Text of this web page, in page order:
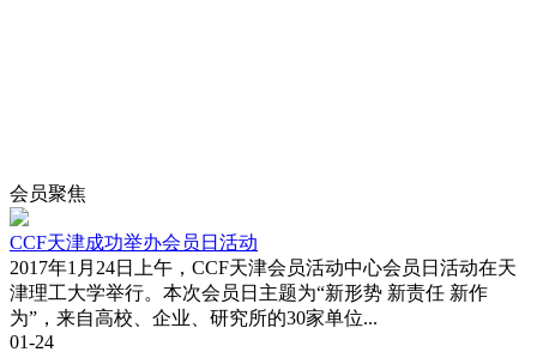
会员聚焦
CCF天津成功举办会员日活动
2017年1月24日上午，CCF天津会员活动中心会员日活动在天
津理工大学举行。本次会员日主题为“新形势 新责任 新作
为”，来自高校、企业、研究所的30家单位...
01-24